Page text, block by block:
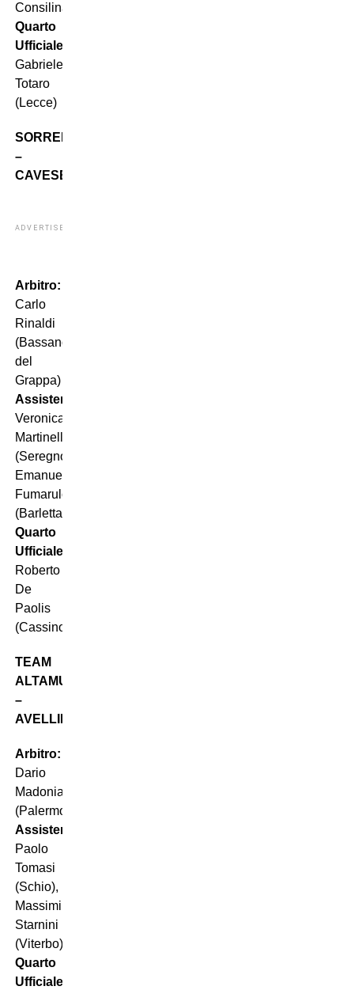
Consilina)
Quarto
Ufficiale:
Gabriele
Totaro
(Lecce)
SORRENTO
–
CAVESE
ADVERTISEMENT
Arbitro:
Carlo
Rinaldi
(Bassano
del
Grappa)
Assistenti:
Veronica
Martinelli
(Seregno),
Emanuele
Fumarulo
(Barletta)
Quarto
Ufficiale:
Roberto
De
Paolis
(Cassino)
TEAM
ALTAMURA
–
AVELLINO
Arbitro:
Dario
Madonia
(Palermo)
Assistenti:
Paolo
Tomasi
(Schio),
Massimiliano
Starnini
(Viterbo)
Quarto
Ufficiale: